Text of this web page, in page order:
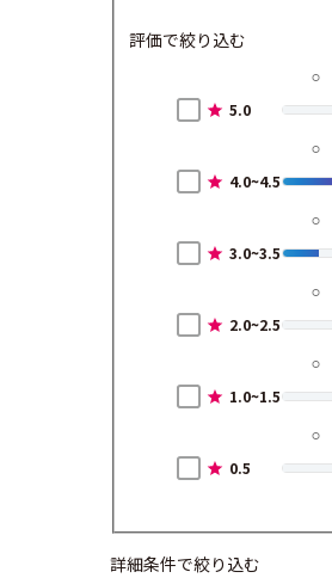
評価で絞り込む
5.0
4.0~4.5
3.0~3.5
2.0~2.5
1.0~1.5
0.5
詳細条件で絞り込む